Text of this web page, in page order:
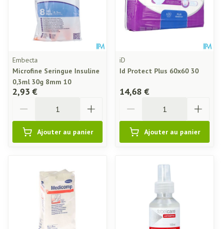
Embecta
Microfine Seringue Insuline
0,3ml 30g 8mm 10
2,93 €
Ajouter au panier
iD
Id Protect Plus 60x60 30
14,68 €
Ajouter au panier